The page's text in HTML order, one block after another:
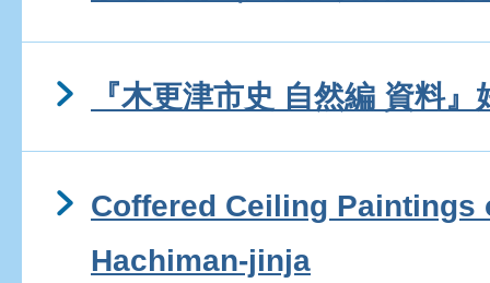
『木更津市史 自然編 資料』
Coffered Ceiling Paintings
Hachiman-jinja